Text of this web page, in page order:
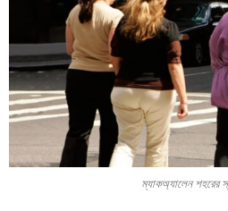
ম্যাকঅ্যালেন শহরের